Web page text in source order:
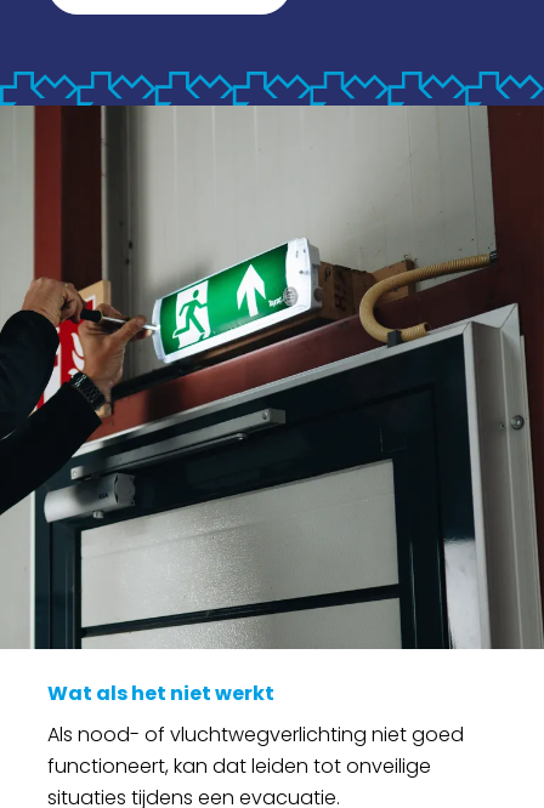
Wat als het niet werkt
Als nood- of vluchtwegverlichting niet goed
functioneert, kan dat leiden tot onveilige
situaties tijdens een evacuatie.